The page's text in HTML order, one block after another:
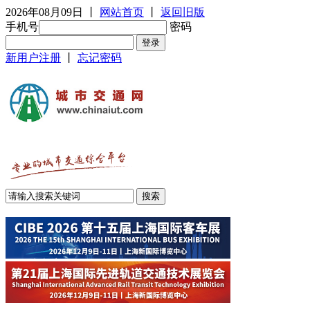
2026年08月09日 网站首页
返回旧版
手机号
密码
新用户注册 忘记密码